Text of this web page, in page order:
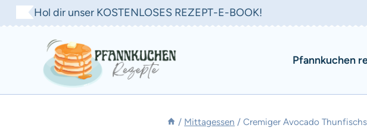
Zum
Inhalt
Hol dir unser KOSTENLOSES REZEPT-E-BOOK!
Pfannkuchen
/ Mittagessen / Cremiger Avocado